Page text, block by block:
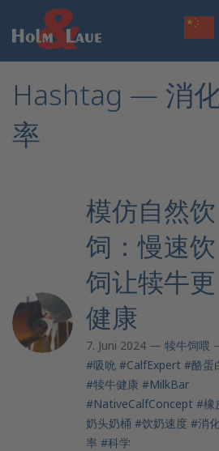
Hashtag — 消
率
模仿自然饮
饲：慢速饮
饲让犊牛更
健康
7. Juni 2024 — 犊牛饲喂
#吸吮 #CalfExpert #酪蛋
#犊牛健康 #MilkBar
#NativeCalfConcept #橡
奶头奶桶 #饮奶速度 #消
率 #科学